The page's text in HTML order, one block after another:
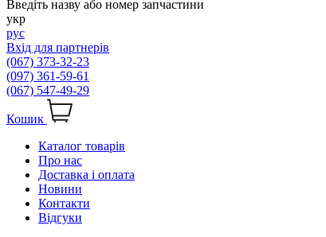
Введіть назву або номер запчастини
укр
рус
Вхід для партнерів
(067) 373-32-23
(097) 361-59-61
(067) 547-49-29
Кошик
Каталог товарів
Про нас
Доставка і оплата
Новини
Контакти
Відгуки